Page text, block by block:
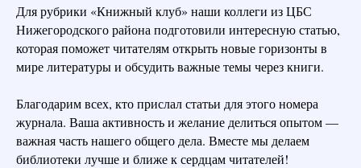
Для рубрики «Книжный клуб» наши коллеги из ЦБС
Нижегородского района подготовили интересную статью,
которая поможет читателям открыть новые горизонты в
мире литературы и обсудить важные темы через книги.
Благодарим всех, кто прислал статьи для этого номера
журнала. Ваша активность и желание делиться опытом —
важная часть нашего общего дела. Вместе мы делаем
библиотеки лучше и ближе к сердцам читателей!